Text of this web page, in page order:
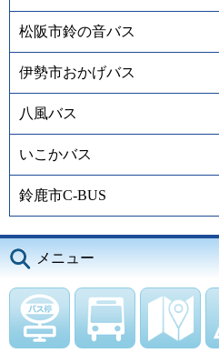
松阪市鈴の音バス
伊勢市おかげバス
八風バス
いこかバス
鈴鹿市C-BUS
メニュー